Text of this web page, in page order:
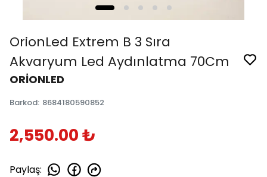
OrionLed Extrem B 3 Sıra
Akvaryum Led Aydınlatma 70Cm
ORİONLED
Barkod: 8684180590852
2,550.00 ₺
Paylaş: